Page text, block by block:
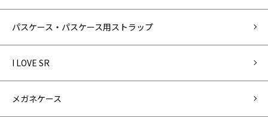
パスケース・パスケース用ストラップ
I LOVE SR
メガネケース